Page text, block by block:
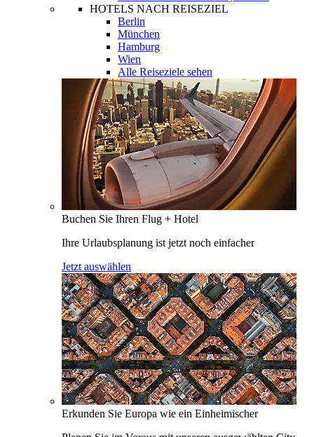
HOTELS NACH REISEZIEL
Berlin
München
Hamburg
Wien
Alle Reiseziele sehen
Buchen Sie Ihren Flug + Hotel
Ihre Urlaubsplanung ist jetzt noch einfacher
Jetzt auswählen
Erkunden Sie Europa wie ein Einheimischer